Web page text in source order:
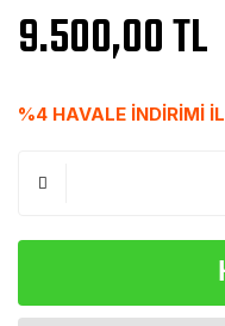
9.500,00 TL
%4 HAVALE İNDİRİMİ